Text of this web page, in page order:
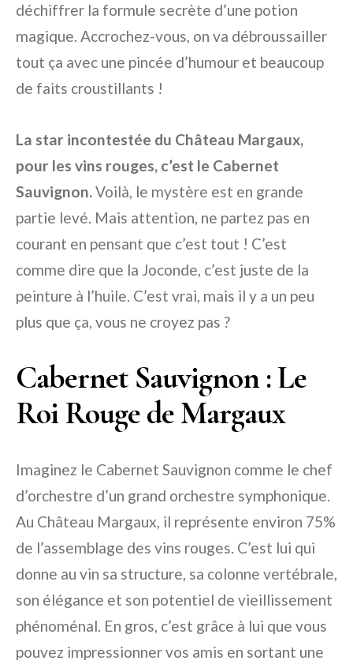
déchiffrer la formule secrète d’une potion
magique. Accrochez-vous, on va débroussailler
tout ça avec une pincée d’humour et beaucoup
de faits croustillants !
La star incontestée du Château Margaux,
pour les vins rouges, c’est le Cabernet
Sauvignon.Voilà, le mystère est en grande
partie levé. Mais attention, ne partez pas en
courant en pensant que c’est tout ! C’est
comme dire que la Joconde, c’est juste de la
peinture à l’huile. C’est vrai, mais il y a un peu
plus que ça, vous ne croyez pas ?
Cabernet Sauvignon : Le
Roi Rouge de Margaux
Imaginez le Cabernet Sauvignon comme le chef
d’orchestre d’un grand orchestre symphonique.
Au Château Margaux, il représente environ 75%
de l’assemblage des vins rouges. C’est lui qui
donne au vin sa structure, sa colonne vertébrale,
son élégance et son potentiel de vieillissement
phénoménal. En gros, c’est grâce à lui que vous
pouvez impressionner vos amis en sortant une